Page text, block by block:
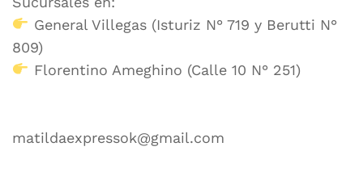
General Villegas (Isturiz N° 719 y Berutti N°
809)
Florentino Ameghino (Calle 10 N° 251)
matildaexpressok@gmail.com